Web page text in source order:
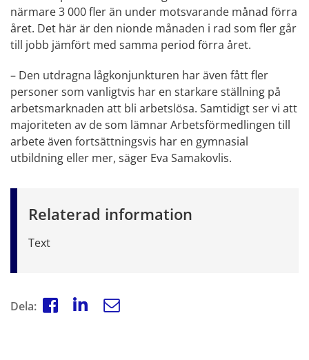
närmare 3 000 fler än under motsvarande månad förra
året. Det här är den nionde månaden i rad som fler går
till jobb jämfört med samma period förra året.
– Den utdragna lågkonjunkturen har även fått fler
personer som vanligtvis har en starkare ställning på
arbetsmarknaden att bli arbetslösa. Samtidigt ser vi att
majoriteten av de som lämnar Arbetsförmedlingen till
arbete även fortsättningsvis har en gymnasial
utbildning eller mer, säger Eva Samakovlis.
Relaterad information
Text
Dela: